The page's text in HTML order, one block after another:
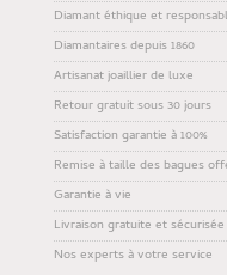
Diamant éthique et
Diamantaires depuis 1860
Artisanat joaillier de luxe
Retour gratuit sous 30 jours
Satisfaction garantie à 100%
Remise à taille des bagues
Garantie à vie
Livraison gratuite et sécurisée
Nos experts à votre service